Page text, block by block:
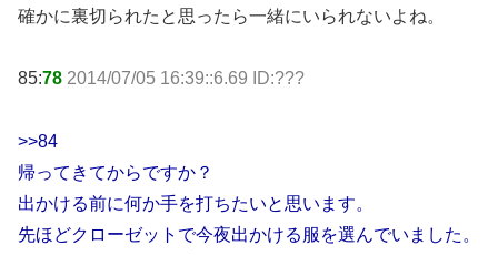
確かに裏切られたと思ったら一緒にいられないよね。
85:78 2014/07/05 16:39::6.69 ID:???
>>84
帰ってきてからですか？
出かける前に何か手を打ちたいと思います。
先ほどクローゼットで今夜出かける服を選んでいました。